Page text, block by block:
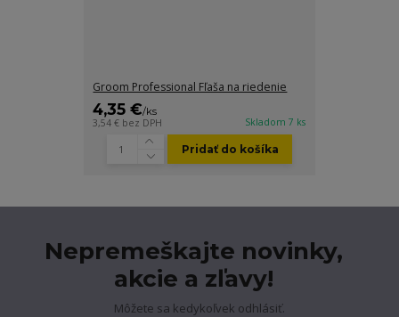
Groom Professional Fľaša na riedenie
4,35 €/ks
3,54 € bez DPH Skladom 7 ks
Pridať do košíka
Nepremeškajte novinky,
akcie a zľavy!
Môžete sa kedykoľvek odhlásiť.